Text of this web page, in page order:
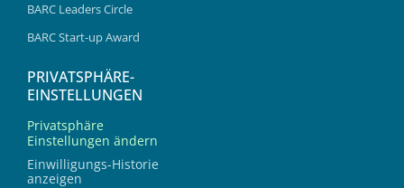
BARC Leaders Circle
BARC Start-up Award
PRIVATSPHÄRE-
EINSTELLUNGEN
Privatsphäre
Einstellungen ändern
Einwilligungs-Historie
anzeigen